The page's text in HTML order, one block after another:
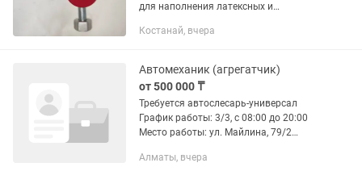
для наполнения латексных и
гелием. Регулятор давления
клапаном.
Костанай, вчера
Автомеханик (агрегатчик)
от 500 000 ₸
Требуется автослесарь-универсал
График работы: 3/3, с 08:00 до 20:00
Место работы: ул. Майлина, 79/2
Требования: опыт работы обязателен
Алматы, вчера